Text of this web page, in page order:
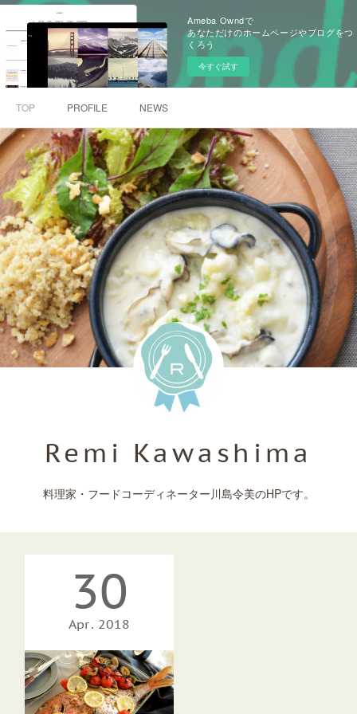
Ameba Owndで
あなただけのホームページやブログをつ
くろう
今すぐ試す
TOP PROFILE NEWS
Remi Kawashima
料理家・フードコーディネーター川島令美のHPです。
30
Apr 2018